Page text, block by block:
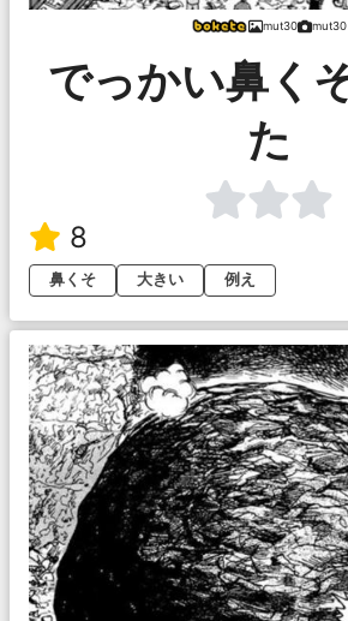
mut30 mut30
でっかい鼻く
た
8
鼻くそ
大きい 例え